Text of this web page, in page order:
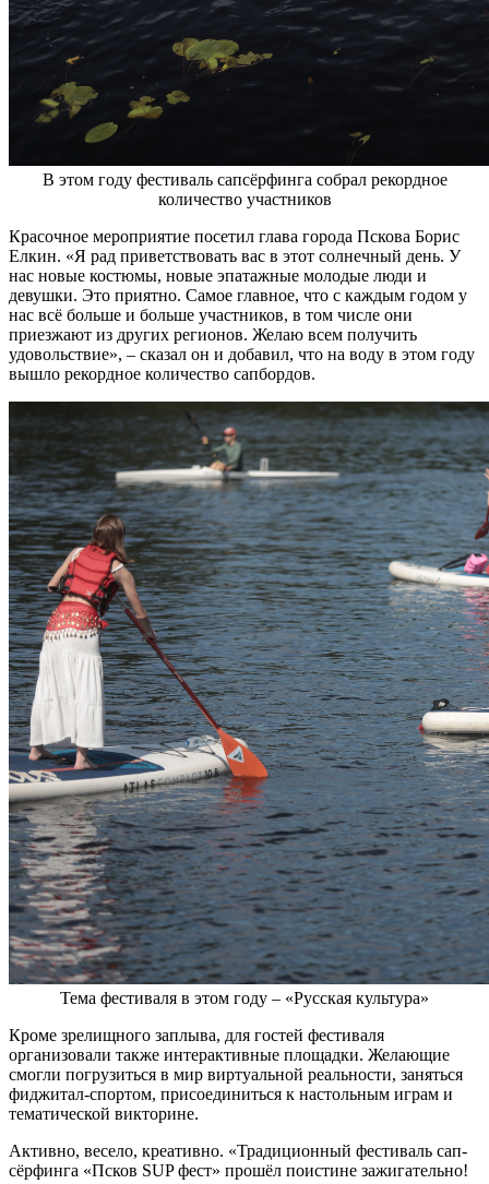
В этом году фестиваль сапсёрфинга собрал рекордное
количество участников
Красочное мероприятие посетил глава города Пскова Борис
Елкин. «Я рад приветствовать вас в этот солнечный день. У
нас новые костюмы, новые эпатажные молодые люди и
девушки. Это приятно. Самое главное, что с каждым годом у
нас всё больше и больше участников, в том числе они
приезжают из других регионов. Желаю всем получить
удовольствие», – сказал он и добавил, что на воду в этом году
вышло рекордное количество сапбордов.
Тема фестиваля в этом году – «Русская культура»
Кроме зрелищного заплыва, для гостей фестиваля
организовали также интерактивные площадки. Желающие
смогли погрузиться в мир виртуальной реальности, заняться
фиджитал-спортом, присоединиться к настольным играм и
тематической викторине.
Активно, весело, креативно. «Традиционный фестиваль сап-
сёрфинга «Псков SUP фест» прошёл поистине зажигательно!